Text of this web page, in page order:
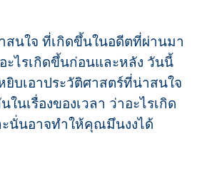
สนใจ ที่เกิดขึ้นในอดีตที่ผ่านมา
ะไรเกิดขึ้นก่อนและหลัง วันนี้
ยิบเอาประวัติศาสตร์ที่น่าสนใจ
ในเรื่องของเวลา ว่าอะไรเกิด
นั่นอาจทำให้คุณมึนงงได้